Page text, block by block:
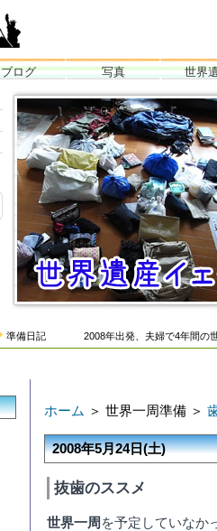
ブログ 写真 世界
世界遺産イェーイ！世界一周旅行準備日記ブログ
全部見るぞ世界遺産！ 2008年出発！バ
準備日記 2008年出発、夫婦で4年間の世界
ホーム ＞ 世界一周準備 ＞
2008年5月24日(土)
抜歯のススメ
世界一周 を予定していなか